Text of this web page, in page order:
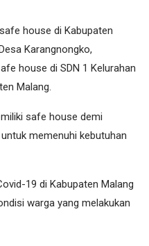
house di Kabupaten
Karangnongko,
house di SDN 1 Kelurahan
Malang.
safe house demi
memenuhi kebutuhan
19 di Kabupaten Malang
warga yang melakukan